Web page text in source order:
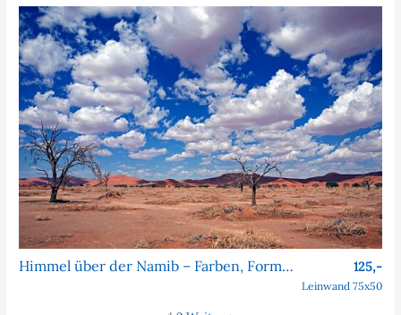
Himmel über der Namib – Farben, Formen, Faszination 125,-
Leinwand 75x50